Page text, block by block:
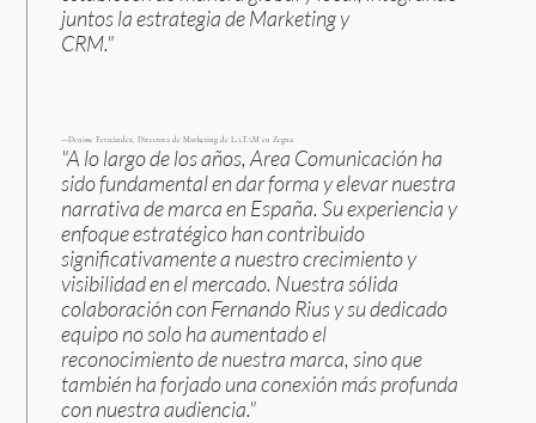
juntos la estrategia de Marketing y
CRM."
—Denisse Fernández, Directora de Marketing de LATAM en Zegna
"A lo largo de los años, Area Comunicación ha
sido fundamental en dar forma y elevar nuestra
narrativa de marca en España. Su experiencia y
enfoque estratégico han contribuido
significativamente a nuestro crecimiento y
visibilidad en el mercado. Nuestra sólida
colaboración con Fernando Rius y su dedicado
equipo no solo ha aumentado el
reconocimiento de nuestra marca, sino que
también ha forjado una conexión más profunda
con nuestra audiencia."